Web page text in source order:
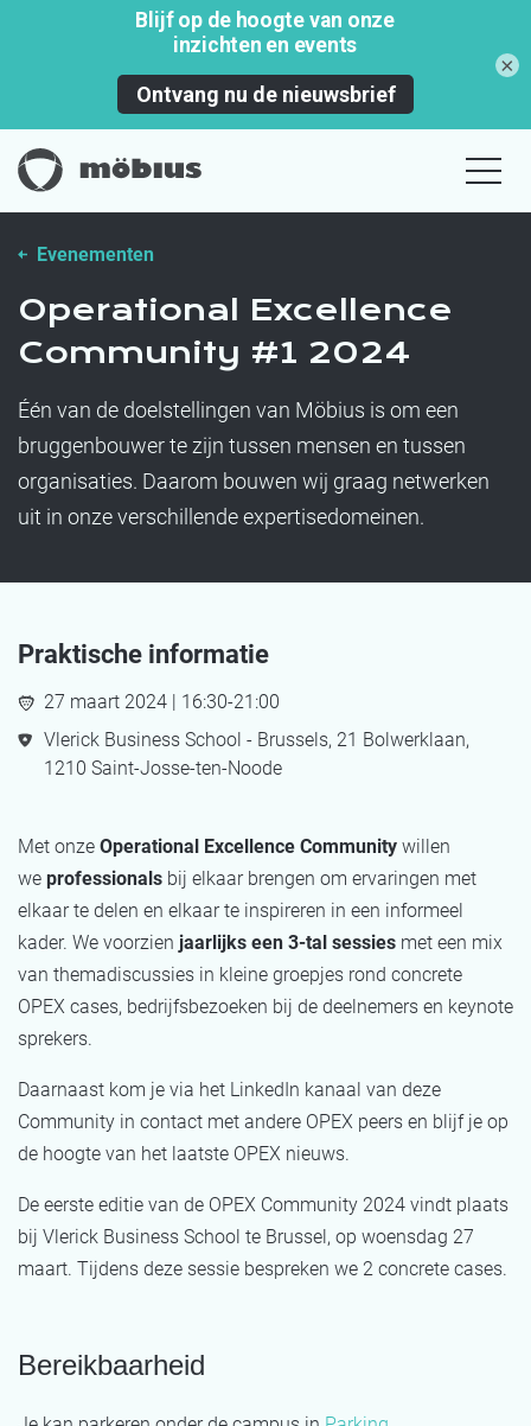
Evenementen
Operational Excellence
Community #1 2024
Één van de doelstellingen van Möbius is om een
bruggenbouwer te zijn tussen mensen en tussen
organisaties. Daarom bouwen wij graag netwerken
uit in onze verschillende expertisedomeinen.
Praktische informatie
27 maart 2024 | 16:30-21:00
Vlerick Business School - Brussels, 21 Bolwerklaan,
1210 Saint-Josse-ten-Noode
Met onze Operational Excellence Community willen
we professionals bij elkaar brengen om ervaringen met
elkaar te delen en elkaar te inspireren in een informeel
kader. We voorzien jaarlijks een 3-tal sessies met een mix
van themadiscussies in kleine groepjes rond concrete
OPEX cases, bedrijfsbezoeken bij de deelnemers en keynote
sprekers.
Daarnaast kom je via het LinkedIn kanaal van deze
Community in contact met andere OPEX peers en blijf je op
de hoogte van het laatste OPEX nieuws.
De eerste editie van de OPEX Community 2024 vindt plaats
bij Vlerick Business School te Brussel, op woensdag 27
maart. Tijdens deze sessie bespreken we 2 concrete cases.
Bereikbaarheid
×